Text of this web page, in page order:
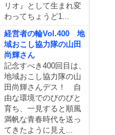
リオ』として生まれ変
わってちょうど1...
経営者の輪Vol.400 地
域おこし協力隊の山田
尚輝さん
記念すべき400回目は、
地域おこし協力隊の山
田尚輝さんデス！ 自
由な環境でのびのびと
育ち、一見すると順風
満帆な青春時代を送っ
てきたように見え...